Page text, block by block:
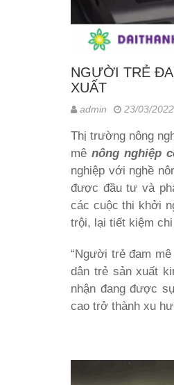
NGƯỜI TRẺ
XUẤT
admin 23/03/2022
Thị trường nông
mê nông nghiệp
nghiệp với nghề
được đầu tư và
các cuộc thi khởi
trội, lại tiết kiệm
“Người trẻ đam mê
dân trẻ sản xuất
nhận đang được
cao trở thành xu